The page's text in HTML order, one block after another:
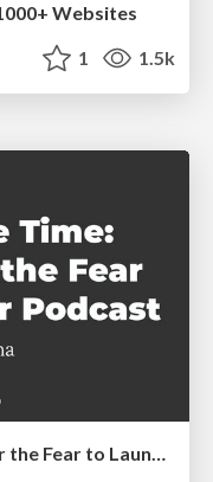
Websites
1 1.5k
I Don’t Have Time: Getting Over the Fear to Launch Your Podcast